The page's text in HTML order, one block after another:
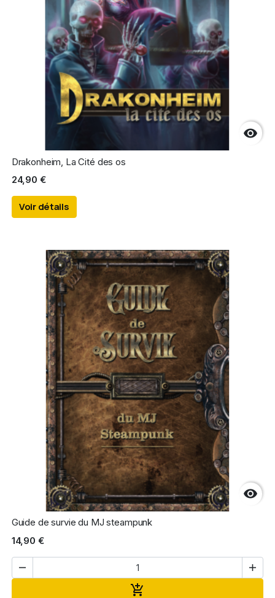

Drakonheim, La Cité des os
24,90 €
Voir détails

Guide de survie du MJ steampunk
14,90 €
 
